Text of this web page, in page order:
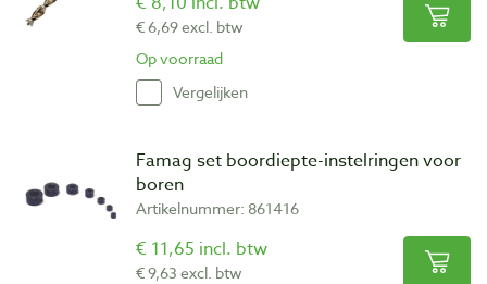
€ 6,69 excl. btw
Op voorraad
Vergelijken
Famag set boordiepte-instelringen voor
boren
Artikelnummer: 861416
€ 11,65 incl. btw
€ 9,63 excl. btw